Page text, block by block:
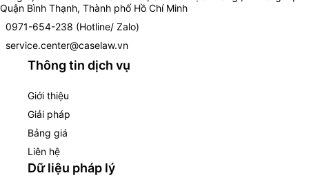
Quận Bình Thạnh, Thành phố Hồ Chí Minh
0971-654-238 (Hotline/ Zalo)
service.center@caselaw.vn
Thông tin dịch vụ
Giới thiệu
Giải pháp
Bảng giá
Liên hệ
Dữ liệu pháp lý